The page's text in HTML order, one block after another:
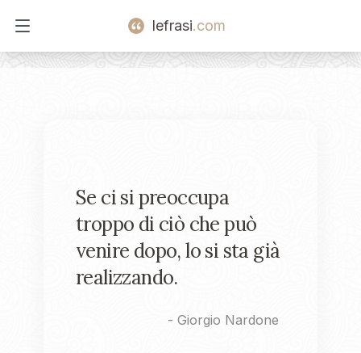
Open main menu
lefrasi.com
Se ci si preoccupa
troppo di ciò che può
venire dopo, lo si sta già
realizzando.
- Giorgio Nardone